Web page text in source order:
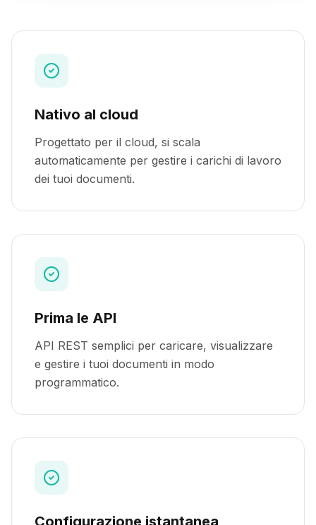
Nativo al cloud
Progettato per il cloud, si scala
automaticamente per gestire i carichi di lavoro
dei tuoi documenti.
Prima le API
API REST semplici per caricare, visualizzare
e gestire i tuoi documenti in modo
programmatico.
Configurazione istantanea